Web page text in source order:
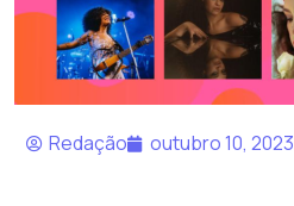
Redação outubro 10, 2023